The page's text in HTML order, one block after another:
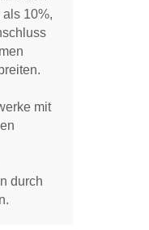
10%,
mit
durch